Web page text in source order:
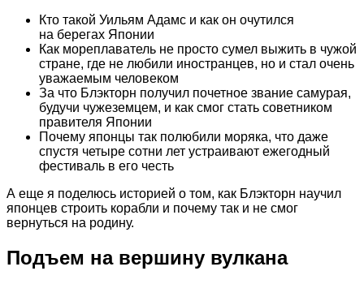
Кто такой Уильям Адамс и как он очутился
на берегах Японии
Как мореплаватель не просто сумел выжить в чужой
стране, где не любили иностранцев, но и стал очень
уважаемым человеком
За что Блэкторн получил почетное звание самурая,
будучи чужеземцем, и как смог стать советником
правителя Японии
Почему японцы так полюбили моряка, что даже
спустя четыре сотни лет устраивают ежегодный
фестиваль в его честь
А еще я поделюсь историей о том, как Блэкторн научил
японцев строить корабли и почему так и не смог
вернуться на родину.
Подъем на вершину вулкана